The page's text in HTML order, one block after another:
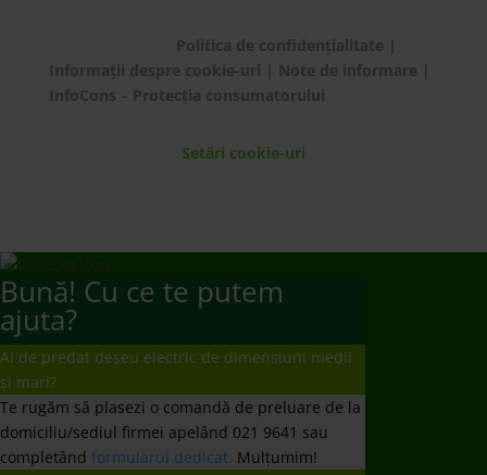
Politica de confidențialitate
Informații despre cookie-uri
Note de informare
InfoCons – Protecția consumatorului
Setări cookie-uri
Bună! Cu ce te putem
ajuta?
Ai de predat deșeu electric de dimensiuni medii
și mari?
Te rugăm să plasezi o comandă de preluare de la
domiciliu/sediul firmei apelând 021 9641 sau
completând formularul dedicat. Mulțumim!